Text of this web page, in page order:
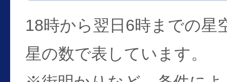
18時から翌日6時までの星
星の数で表しています。